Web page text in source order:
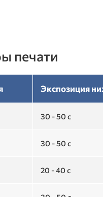
печати
Экспозиция
30 - 50 с
30 - 50 с
20 - 40 с